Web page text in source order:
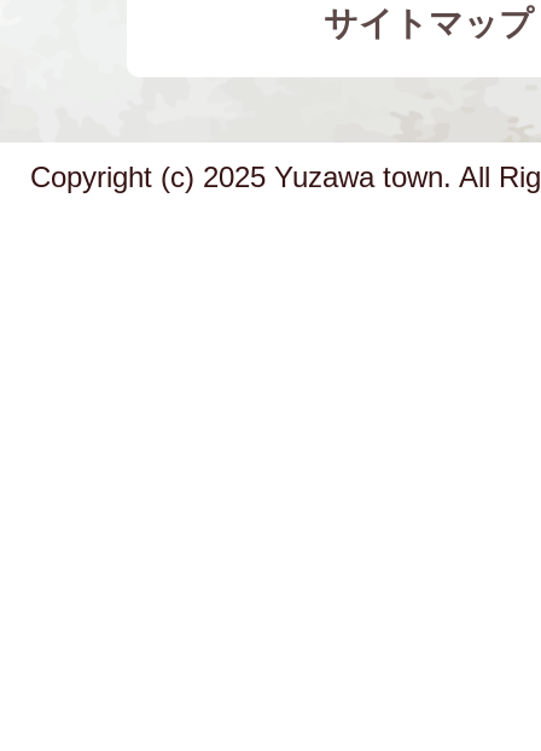
サイトマップ
Copyright (c) 2025 Yuzawa town. All